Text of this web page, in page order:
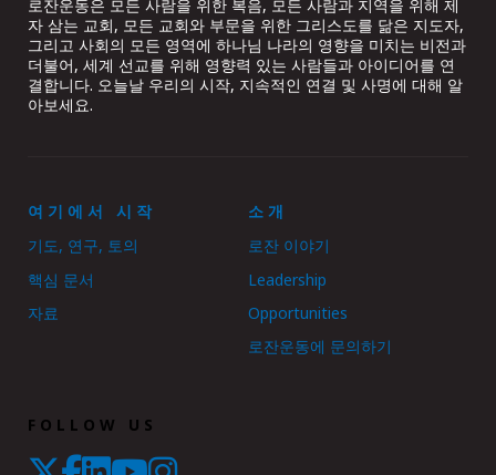
로잔운동은 모든 사람을 위한 복음, 모든 사람과 지역을 위해 제
자 삼는 교회, 모든 교회와 부문을 위한 그리스도를 닮은 지도자,
그리고 사회의 모든 영역에 하나님 나라의 영향을 미치는 비전과
더불어, 세계 선교를 위해 영향력 있는 사람들과 아이디어를 연
결합니다. 오늘날 우리의 시작, 지속적인 연결 및 사명에 대해 알
아보세요.
여기에서 시작
기도, 연구, 토의
핵심 문서
자료
소개
로잔 이야기
Leadership
Opportunities
로잔운동에 문의하기
FOLLOW US